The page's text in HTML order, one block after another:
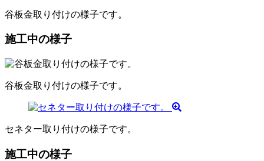
谷板金取り付けの様子です。
施工中の様子
谷板金取り付けの様子です。
セネター取り付けの様子です。
施工中の様子